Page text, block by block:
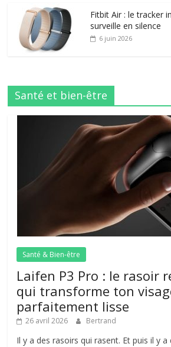
Fitbit Air : le tracker
surveille en silence
6 juin 2026
Santé et bien-être
Santé & Bien-être
Laifen P3 Pro : le rasoir
qui transforme ton
parfaitement lisse
26 avril 2026 Bertrand
Il y a des rasoirs qui rasent. Et puis il y